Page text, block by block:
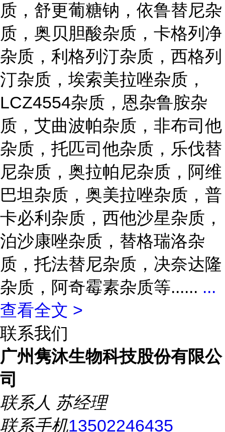
质，舒更葡糖钠，依鲁替尼杂
质，奥贝胆酸杂质，卡格列净
杂质，利格列汀杂质，西格列
汀杂质，埃索美拉唑杂质，
LCZ4554杂质，恩杂鲁胺杂
质，艾曲波帕杂质，非布司他
杂质，托匹司他杂质，乐伐替
尼杂质，奥拉帕尼杂质，阿维
巴坦杂质，奥美拉唑杂质，普
卡必利杂质，西他沙星杂质，
泊沙康唑杂质，替格瑞洛杂
质，托法替尼杂质，决奈达隆
杂质，阿奇霉素杂质等...... ...
查看全文 >
联系我们
广州隽沐生物科技股份有限公
司
联系人 苏经理
联系手机13502246435